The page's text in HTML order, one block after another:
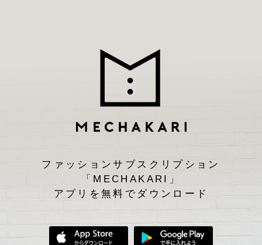
ファッションサブスクリプション
「MECHAKARI」
アプリを無料でダウンロード
App Storeからダウンロード